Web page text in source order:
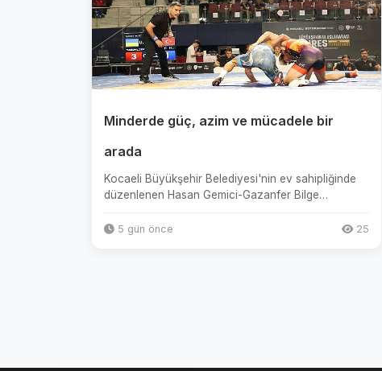
Minderde güç, azim ve mücadele bir
arada
Kocaeli Büyükşehir Belediyesi'nin ev sahipliğinde
düzenlenen Hasan Gemici-Gazanfer Bilge
5 gün önce 25